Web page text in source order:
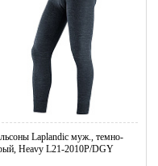
Laplandic муж., темно-
Heavy L21-2010P/DGY